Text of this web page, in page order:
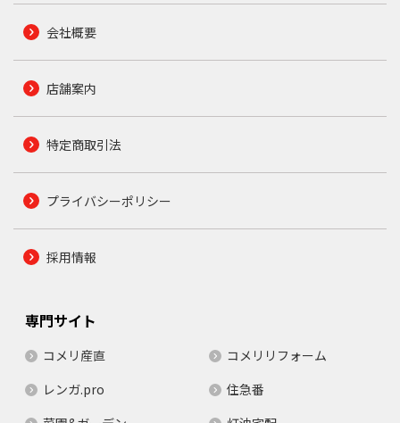
会社概要
店舗案内
特定商取引法
プライバシーポリシー
採用情報
専門サイト
コメリ産直
コメリリフォーム
レンガ.pro
住急番